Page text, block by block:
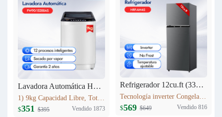
Lavadora Automática HYS 9KG FW90-15288AS
1) 9kg Capacidad Libre, Totalmente automático 9kg 2) Secado a alta temperatura 3) 12 procesos inteligentes 4) Lavadora equipada con cerradura 5) Cuenta con entrada de agua fría
$351 $395 Vendido 1873
Refrigerador 12cu.ft (333L) Inverter HRF-AM45
Tecnología inverter Congelación: 77L Refrigeración: 256L Dimensión: W60.5 x D68 x H170.5(cm) Peso neto/bruto: 57KG / 63KG
$569 $649 Vendido 816